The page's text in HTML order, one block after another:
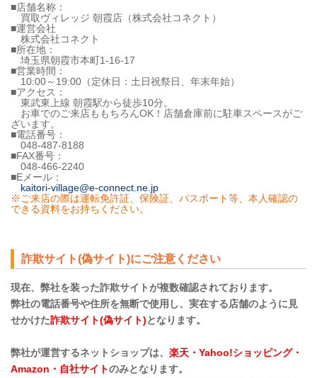
■店舗名称：
買取ヴィレッジ 朝霞店（株式会社コネクト）
■運営会社
株式会社コネクト
■所在地：
埼玉県朝霞市本町1-16-17
■営業時間：
10:00～19:00（定休日：土日祝祭日、年末年始）
■アクセス：
東武東上線 朝霞駅から徒歩10分。
お車でのご来店ももちろんOK！店舗倉庫前に駐車スペースがご
ざいます。
■電話番号：
048-487-8188
■FAX番号：
048-466-2240
■Eメール：
kaitori-village@e-connect.ne.jp
※ご来店の際は運転免許証、保険証、パスポート等、本人確認の
できる資料をお持ちください。
詐欺サイト(偽サイト)にご注意ください
現在、弊社を装った詐欺サイトが複数確認されております。
弊社の電話番号や住所を無断で使用し、実在する店舗のように見
せかけた詐欺サイト(偽サイト)となります。
弊社が運営するネットショップは、 楽天・Yahoo!ショッピング・
Amazon・自社サイトのみとなります。